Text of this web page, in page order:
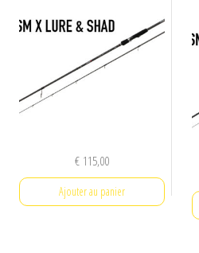
€115,00
Ajouter au panier